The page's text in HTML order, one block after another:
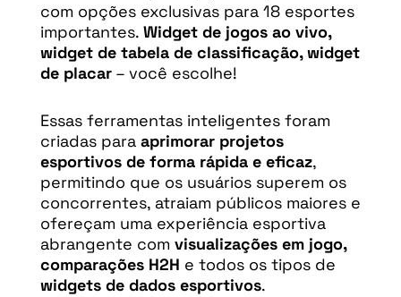
com opções exclusivas para 18 esportes
importantes. Widget de jogos ao vivo,
widget de tabela de classificação, widget
de placar– você escolhe!
Essas ferramentas inteligentes foram
criadas para aprimorar projetos
esportivos de forma rápida e eficaz,
permitindo que os usuários superem os
concorrentes, atraiam públicos maiores e
ofereçam uma experiência esportiva
abrangente com visualizações em jogo,
comparações H2H e todos os tipos de
widgets de dados esportivos.